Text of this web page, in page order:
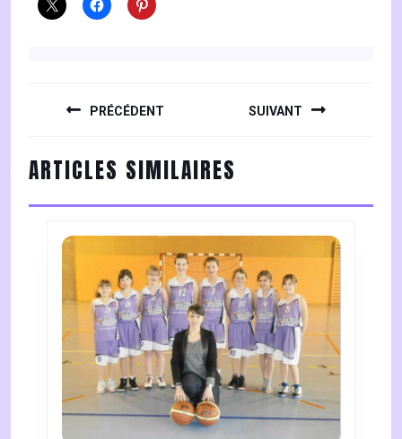
PRÉCÉDENT
post:
SUIVANT
post:
ARTICLES SIMILAIRES